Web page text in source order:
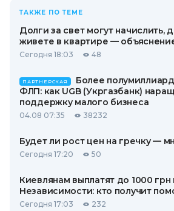
ТАКЖЕ ПО ТЕМЕ
Долги за свет могут начислить,
живете в квартире —
Сегодня 18:03 48
ПАРТНЕРСКАЯ
Более
ФЛП: как UGB (Укргазбанк)
поддержку малого бизнеса
04.08 07:35 38232
Будет ли рост цен на гречку —
Сегодня 17:20 50
Киевлянам выплатят до 1000
Независимости: кто получит
Сегодня 17:03 232